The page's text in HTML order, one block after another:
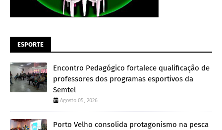
ESPORTE
Encontro Pedagógico fortalece qualificação de
professores dos programas esportivos da
Semtel
Agosto 05, 2026
Porto Velho consolida protagonismo na pesca